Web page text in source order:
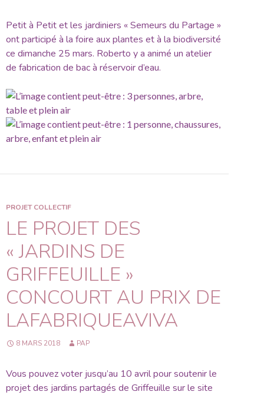
Petit à Petit et les jardiniers « Semeurs du Partage »
ont participé à la foire aux plantes et à la biodiversité
ce dimanche 25 mars. Roberto y a animé un atelier
de fabrication de bac à réservoir d’eau.
PROJET COLLECTIF
LE PROJET DES
« JARDINS DE
GRIFFEUILLE »
CONCOURT AU PRIX DE
LAFABRIQUEAVIVA
8 MARS 2018 PAP
Vous pouvez voter jusqu’au 10 avril pour soutenir le
projet des jardins partagés de Griffeuille sur le site